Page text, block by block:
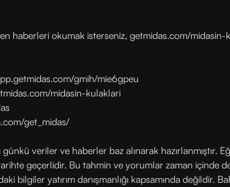
haberleri okumak isterseniz, getmidas.com/
gmih/mie6gpeu
midasin-kulaklari
get_midas/
günkü veriler ve haberler baz alınarak
tarihte geçerlidir. Bu tahmin ve yorumlar zaman
bilgiler yatırım danışmanlığı kapsamında değildir.